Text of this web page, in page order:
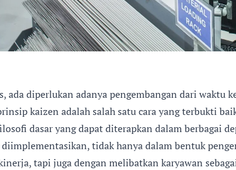
ada diperlukan adanya pengembangan dari waktu
kaizen adalah salah satu cara yang terbukti
dasar yang dapat diterapkan dalam berbagai
tidak hanya dalam bentuk
tapi juga dengan melibatkan karyawan